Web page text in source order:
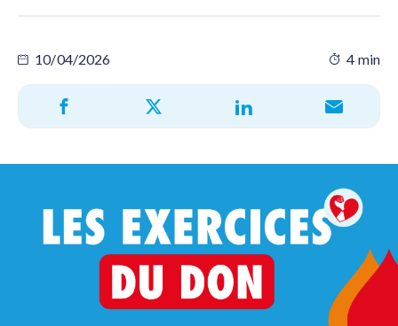
10/04/2026 4 min